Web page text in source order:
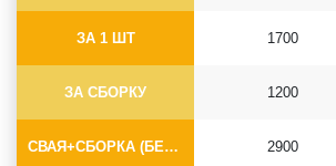
ЗА 1 ШТ
ЗА СБОРКУ
СВАЯ+СБОРКА (БЕЗ ОГОЛОВКА)
1700
1200
2900